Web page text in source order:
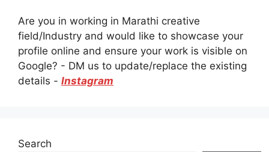
Are you in working in Marathi creative
field/Industry and would like to showcase your
profile online and ensure your work is visible on
Google? - DM us to update/replace the existing
details - Instagram
Search